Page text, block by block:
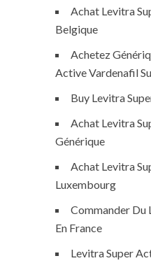
Achat Levitra
Belgique
Achetez
Active Vardenafil
Buy Levitra
Achat Levitra
Générique
Achat Levitra
Luxembourg
Commander Du
En France
Levitra Super